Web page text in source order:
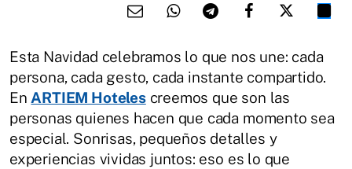
Esta Navidad celebramos lo que nos une: cada
persona, cada gesto, cada instante compartido.
En ARTIEM Hotelescreemos que son las
personas quienes hacen que cada momento sea
especial. Sonrisas, pequeños detalles y
experiencias vividas juntos: eso es lo que